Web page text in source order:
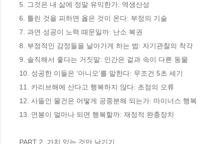
5. 그것은 내 삶에 정말 유익한가: 역생산성
6. 틀린 것을 피하면 옳은 것이 온다: 부정의 기술
7. 과연 성공이 노력 때문일까: 난소 복권
8. 부정적인 감정들을 날아가게 하는 법: 자기관찰의 착각
9. 솔직해서 좋다는 거짓말: 인간은 겉과 속이 다른 동물
10. 성공한 이들은 ‘아니오’를 말한다: 무조건 5초 세기
11. 카리브해에 산다고 행복하지 않다: 초점의 오류
12. 사들인 물건은 어떻게 공중분해 되는가: 마이너스 행복
13. 연봉이 얼마나 되면 행복할까: 재정적 완충장치
PART 2  가치 있는 것만 남기기